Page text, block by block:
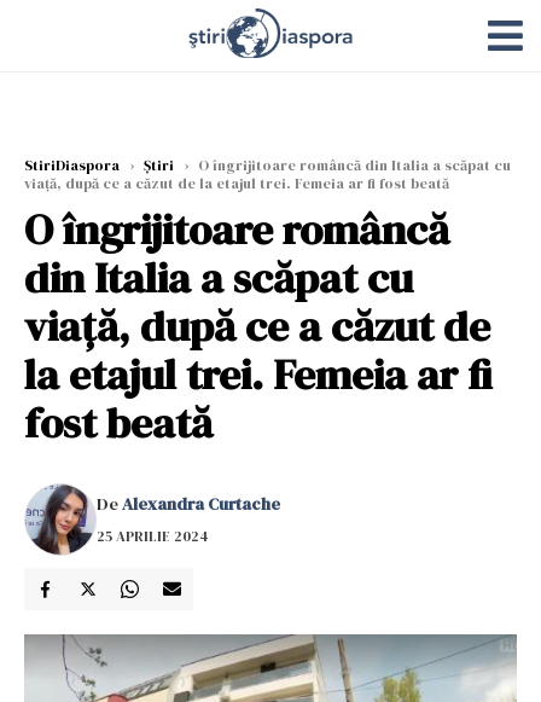
StiriDiaspora › Știri › O îngrijitoare româncă din Italia a scăpat cu
viață, după ce a căzut de la etajul trei. Femeia ar fi fost beată
O îngrijitoare româncă
din Italia a scăpat cu
viață, după ce a căzut de
la etajul trei. Femeia ar fi
fost beată
DeAlexandra Curtache
25 APRILIE 2024